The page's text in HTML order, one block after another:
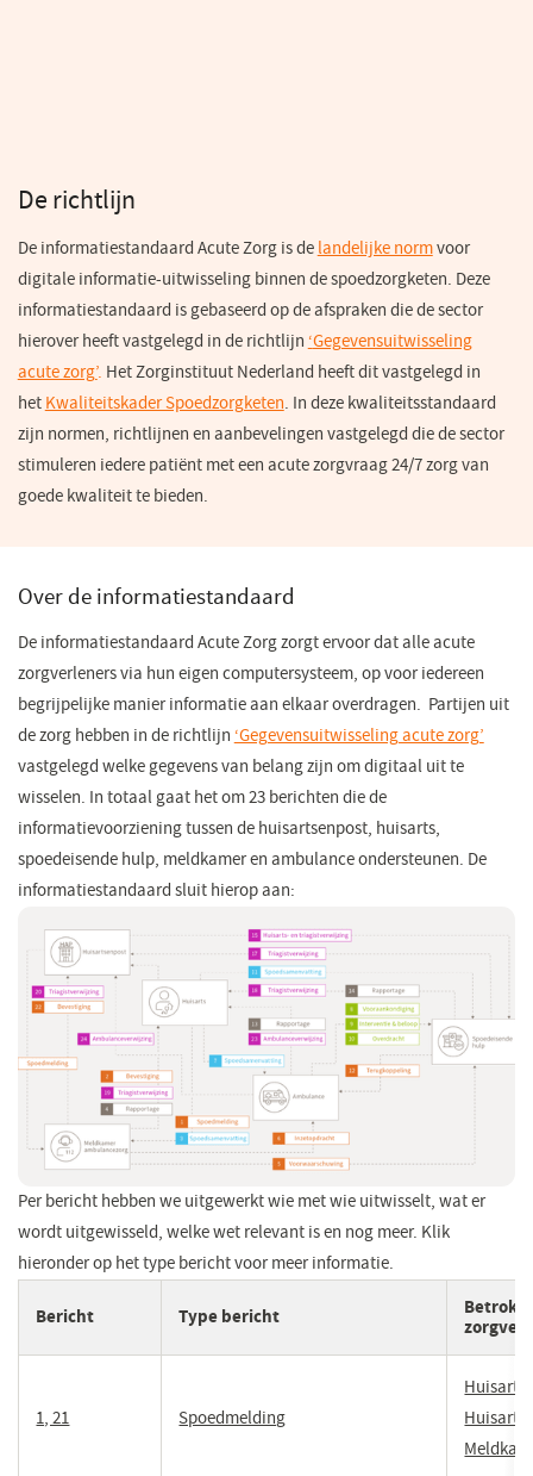
De richtlijn
De informatiestandaard Acute Zorg is de landelijke norm(opent
in
een
nieuw
venster)
voor
digitale informatie-uitwisseling binnen de spoedzorgketen. Deze
informatiestandaard is gebaseerd op de afspraken die de sector
hierover heeft vastgelegd in de richtlijn ‘Gegevensuitwisseling
acute zorg’. Het Zorginstituut Nederland heeft dit vastgelegd in
het Kwaliteitskader Spoedzorgketen(opent
in
een
. In deze kwaliteitsstandaard
zijn normen, richtlijnen en aanbevelingen vastgelegd die de sector
stimuleren iedere patiënt met een acute zorgvraag 24/7 zorg van
goede kwaliteit te bieden.
Over de informatiestandaard
De informatiestandaard Acute Zorg zorgt ervoor dat alle acute
zorgverleners via hun eigen computersysteem, op voor iedereen
begrijpelijke manier informatie aan elkaar overdragen. Partijen uit
de zorg hebben in de richtlijn ‘Gegevensuitwisseling acute zorg’
vastgelegd welke gegevens van belang zijn om digitaal uit te
wisselen. In totaal gaat het om 23 berichten die de
informatievoorziening tussen de huisartsenpost, huisarts,
spoedeisende hulp, meldkamer en ambulance ondersteunen. De
informatiestandaard sluit hierop aan:
Per bericht hebben we uitgewerkt wie met wie uitwisselt, wat er
wordt uitgewisseld, welke wet relevant is en nog meer. Klik
hieronder op het type bericht voor meer informatie.
Bericht Type bericht
1, 21 Spoedmelding
Huisarts,